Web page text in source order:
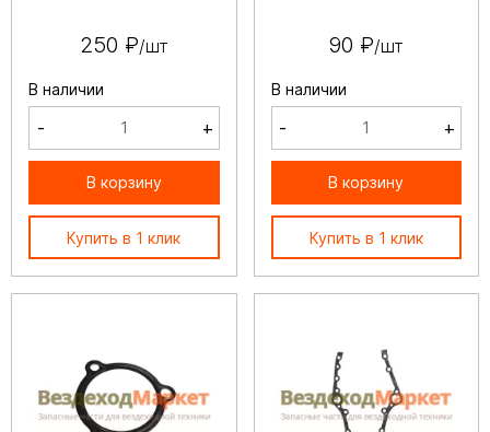
250 ₽/шт
В наличии
- +
В корзину
Купить в 1 клик
90 ₽/шт
В наличии
- +
В корзину
Купить в 1 клик